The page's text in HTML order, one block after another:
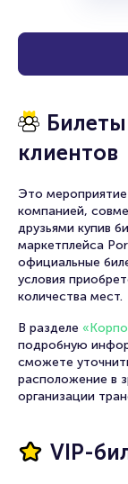
клиентов
Это
компанией,
друзьями купив
маркетплейса
официальные
условия
количества мест.
В разделе
подробную
сможете
расположение в
организации
VIP-